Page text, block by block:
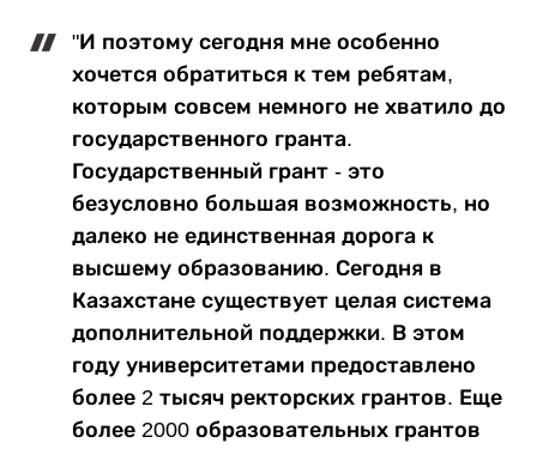
"И поэтому сегодня мне особенно
хочется обратиться к тем ребятам,
которым совсем немного не хватило до
государственного гранта.
Государственный грант - это
безусловно большая возможность, но
далеко не единственная дорога к
высшему образованию. Сегодня в
Казахстане существует целая система
дополнительной поддержки. В этом
году университетами предоставлено
более 2 тысяч ректорских грантов. Еще
более 2000 образовательных грантов